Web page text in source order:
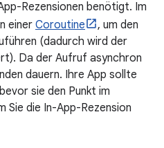
Rezensionen benötigt. Im
einerCoroutine
, um den
(dadurch wird der
Da der Aufruf asynchron
dauern. Ihre App sollte
sie den Punkt im
Sie die In-App-Rezension